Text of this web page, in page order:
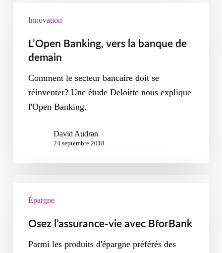
Innovation
L’Open Banking, vers la banque de
demain
Comment le secteur bancaire doit se
réinventer? Une étude Deloitte nous explique
l'Open Banking.
David Audran
24 septembre 2018
Épargne
Osez l’assurance-vie avec BforBank
Parmi les produits d'épargne préférés des